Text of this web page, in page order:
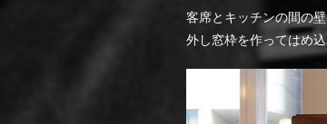
客席とキッチンの間の
外し窓枠を作ってはめ